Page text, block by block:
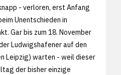
- verloren, erst Anfang
Unentschieden in
Gar bis zum 18. November
Ludwigshafener auf den
Leipzig) warten - weil dieser
der bisher einzige